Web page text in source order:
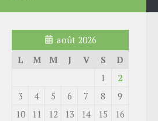
août 2026
L
M M J V S
D
1
2
3
4 5 6 7 8
9
10
11 12 13 14 15
16